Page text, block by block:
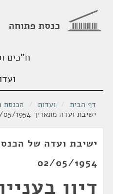
כנסת פתוחה
ח"כים
דף הבית / ועדות / הכנסת
ישיבת ועדה מתאריך 02/05/1954
02/05/1954
דיון